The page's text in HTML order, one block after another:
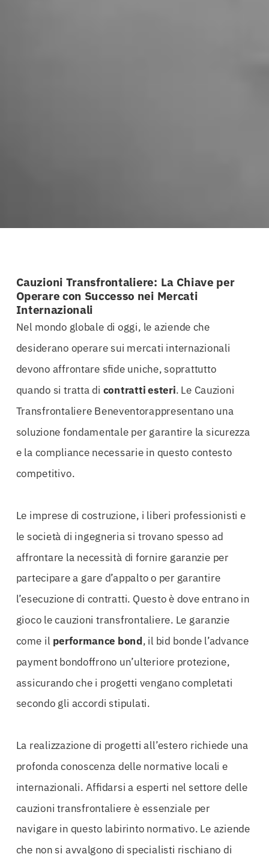
Cauzioni Transfrontaliere: La Chiave per
Operare con Successo nei Mercati
Internazionali
Nel mondo globale di oggi, le aziende che
desiderano operare sui mercati internazionali
devono affrontare sfide uniche, soprattutto
quando si tratta di contratti esteri. Le Cauzioni
Transfrontaliere Beneventorappresentano una
soluzione fondamentale per garantire la sicurezza
e la compliance necessarie in questo contesto
competitivo.
Le imprese di costruzione, i liberi professionisti e
le società di ingegneria si trovano spesso ad
affrontare la necessità di fornire garanzie per
partecipare a gare d’appalto o per garantire
l’esecuzione di contratti. Questo è dove entrano in
gioco le cauzioni transfrontaliere. Le garanzie
come il performance bond, il bid bonde l’advance
payment bondoffrono un’ulteriore protezione,
assicurando che i progetti vengano completati
secondo gli accordi stipulati.
La realizzazione di progetti all’estero richiede una
profonda conoscenza delle normative locali e
internazionali. Affidarsi a esperti nel settore delle
cauzioni transfrontaliere è essenziale per
navigare in questo labirinto normativo. Le aziende
che non si avvalgono di specialisti rischiano di